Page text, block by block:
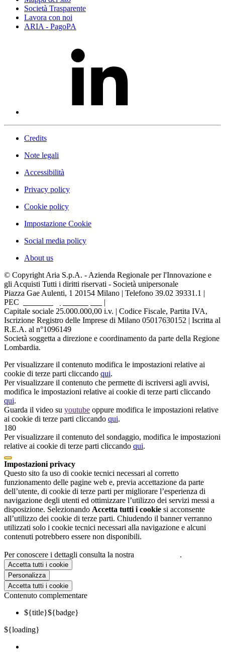
Società Trasparente
Lavora con noi
ARIA - PagoPA
Credits
Note legali
Accessibilità
Privacy policy
Cookie policy
Impostazione Cookie
Social media policy
About us
© Copyright Aria S.p.A. - Azienda Regionale per l'Innovazione e
gli Acquisti Tutti i diritti riservati - Società unipersonale
Piazza Gae Aulenti, 1 20154 Milano | Telefono 39.02 39331.1 |
PEC
|
Capitale sociale 25.000.000,00 i.v. | Codice Fiscale, Partita IVA,
Iscrizione Registro delle Imprese di Milano 05017630152 | Iscritta al
R.E.A. al n°1096149
Società soggetta a direzione e coordinamento da parte della Regione
Lombardia.
Per visualizzare il contenuto modifica le impostazioni relative ai
cookie di terze parti cliccando qui.
Per visualizzare il contenuto che permette di iscriversi agli avvisi,
modifica le impostazioni relative ai cookie di terze parti cliccando
qui.
Guarda il video su youtube oppure modifica le impostazioni relative
ai cookie di terze parti cliccando qui.
180
Per visualizzare il contenuto del sondaggio, modifica le impostazioni
relative ai cookie di terze parti cliccando qui.
Impostazioni privacy
Questo sito fa uso di cookie tecnici necessari al corretto
funzionamento delle pagine web e, previa accettazione da parte
dell’utente, di cookie di terze parti per migliorare l’esperienza di
navigazione degli utenti ed ottimizzare l’utilizzo dei servizi messi a
disposizione. Selezionando Accetta tutti i cookie si acconsente
all’utilizzo dei cookie di terze parti. Chiudendo il banner verranno
utilizzati solo i cookie tecnici necessari alla navigazione e alcuni
contenuti potrebbero essere non disponibili.
Per conoscere i dettagli consulta la nostra .
Accetta tutti i cookie
Personalizza
Accetta tutti i cookie
Contenuto complementare
${title}${badge}
${loading}